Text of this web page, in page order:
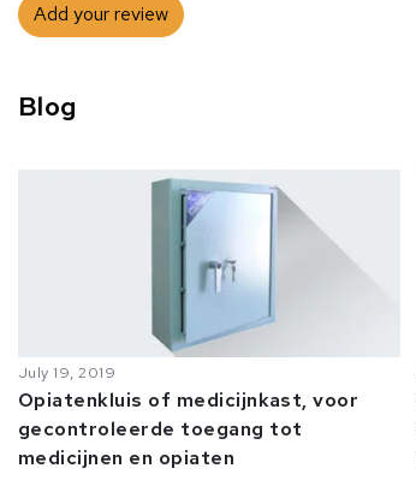
Add your review
Blog
July 19, 2019
Opiatenkluis of medicijnkast, voor
gecontroleerde toegang tot
medicijnen en opiaten